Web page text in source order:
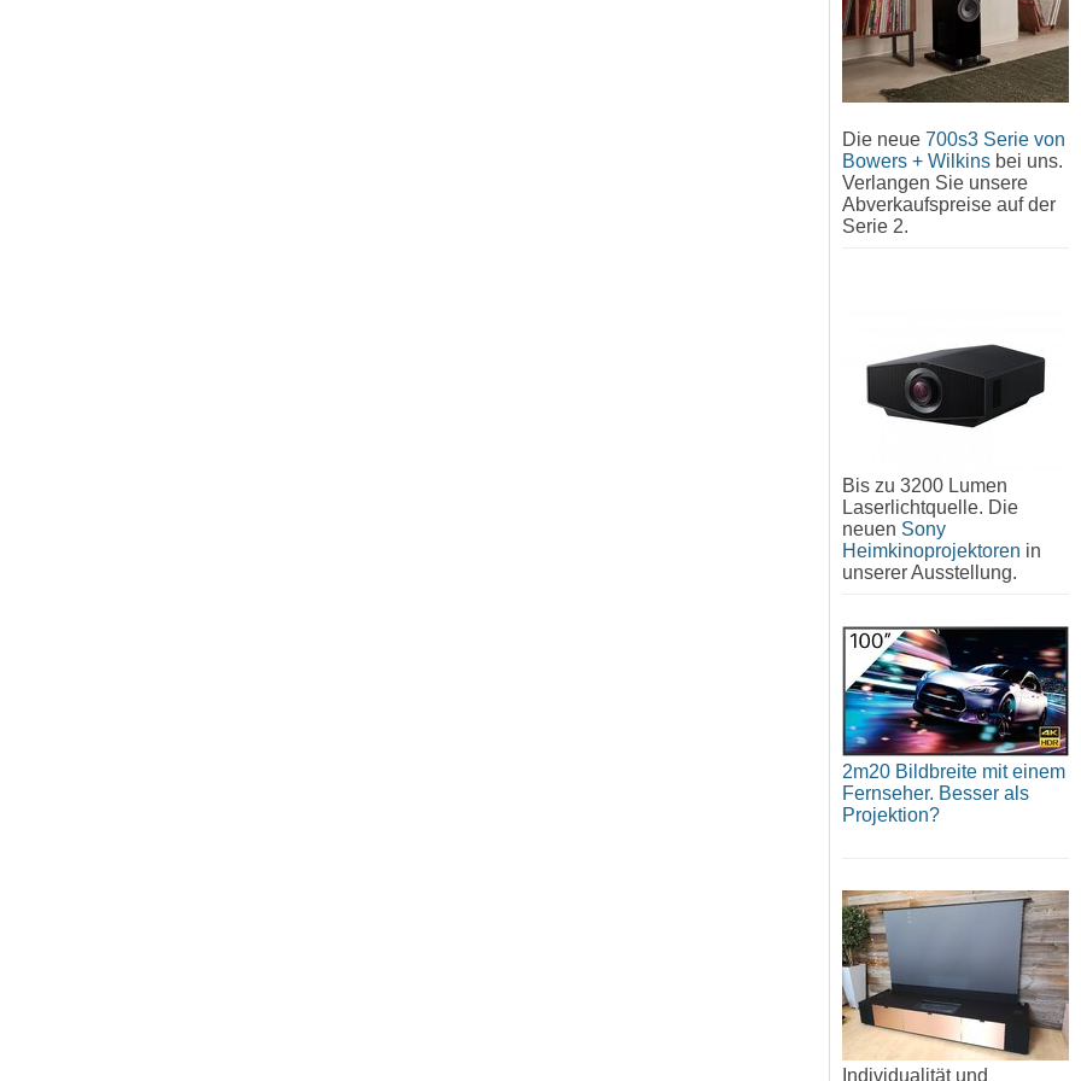
Die neue 700s3 Serie von
Bowers + Wilkins bei uns.
Verlangen Sie unsere
Abverkaufspreise auf der
Serie 2.
Bis zu 3200 Lumen
Laserlichtquelle. Die
neuen Sony
Heimkinoprojektoren in
unserer Ausstellung.
2m20 Bildbreite mit einem
Fernseher. Besser als
Projektion?
Individualität und